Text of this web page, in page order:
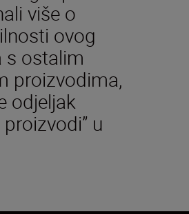
više o
ovog
s ostalim
proizvodima,
odjeljak
proizvodi” u